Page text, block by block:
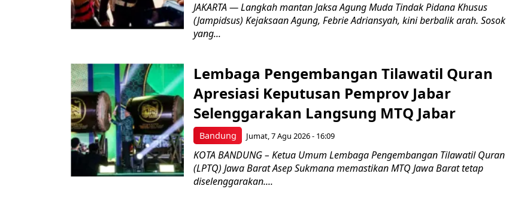
JAKARTA — Langkah mantan Jaksa Agung Muda Tindak Pidana Khusus
(Jampidsus) Kejaksaan Agung, Febrie Adriansyah, kini berbalik arah. Sosok
yang...
Bandung
Lembaga Pengembangan Tilawatil Quran
Apresiasi Keputusan Pemprov Jabar
Selenggarakan Langsung MTQ Jabar
Jumat, 7 Agu 2026 - 16:09
KOTA BANDUNG – Ketua Umum Lembaga Pengembangan Tilawatil Quran
(LPTQ) Jawa Barat Asep Sukmana memastikan MTQ Jawa Barat tetap
diselenggarakan....